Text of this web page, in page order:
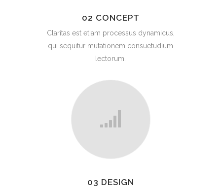
02 CONCEPT
Claritas est etiam processus dynamicus,
qui sequitur mutationem consuetudium
lectorum.
03 DESIGN